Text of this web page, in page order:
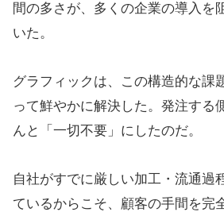
間の多さが、多くの企業の導入を
いた。
グラフィックは、この構造的な課
って鮮やかに解決した。発注する
んと「一切不要」にしたのだ。
自社がすでに厳しい加工・流通過
ているからこそ、顧客の手間を完